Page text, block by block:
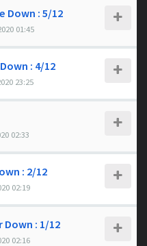
Down : 5/12
01:45
: 4/12
23:25
02:33
: 2/12
02:19
: 1/12
02:16